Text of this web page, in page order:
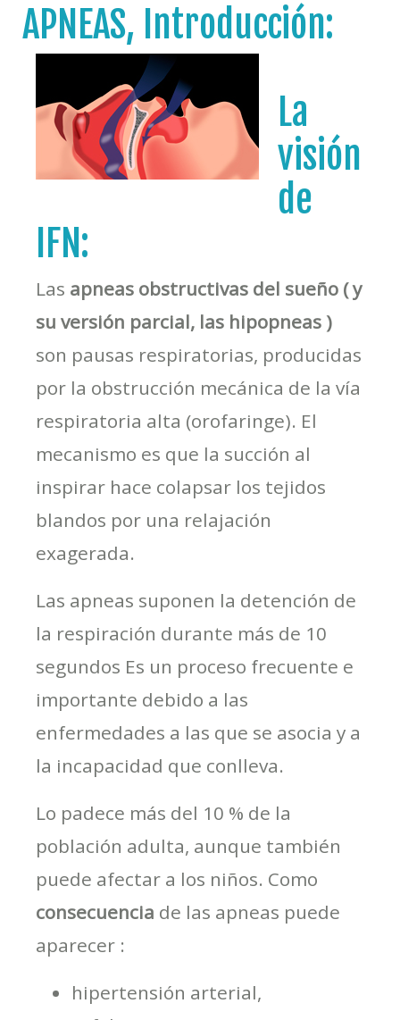
APNEAS, Introducción:
La
visión
de
IFN:
Las apneas obstructivas del sueño ( y
su versión parcial, las hipopneas )
son pausas respiratorias, producidas
por la obstrucción mecánica de la vía
respiratoria alta (orofaringe). El
mecanismo es que la succión al
inspirar hace colapsar los tejidos
blandos por una relajación
exagerada.
Las apneas suponen la detención de
la respiración durante más de 10
segundos Es un proceso frecuente e
importante debido a las
enfermedades a las que se asocia y a
la incapacidad que conlleva.
Lo padece más del 10 % de la
población adulta, aunque también
puede afectar a los niños. Como
consecuencia de las apneas puede
aparecer :
hipertensión arterial,